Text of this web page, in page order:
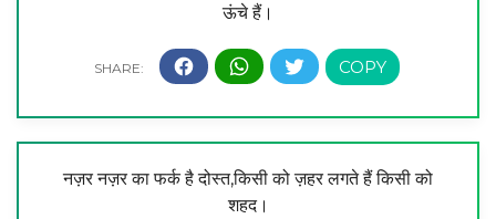
ऊंचे हैं।
नज़र नज़र का फर्क है दोस्त,किसी को ज़हर लगते हैं किसी को
शहद।